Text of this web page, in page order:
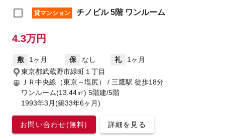
貸マンション チノビル 5階 ワンルーム
4.3万円
敷 1ヶ月 保 なし 礼
1ヶ月
東京都武蔵野市緑町１丁目
ＪＲ中央線（東京～塩尻） / 三鷹駅 徒歩18分
ワンルーム(13.44㎡) 5階建/5階
1993年3月(築33年6ヶ月)
お問い合わせ(無料) 詳細を見る